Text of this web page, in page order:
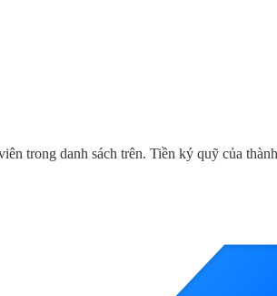
trong danh sách trên. Tiền ký quỹ của